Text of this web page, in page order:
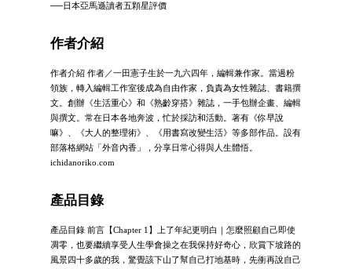
──日本亞馬遜讀者五顆星評價
作者介紹
作者介紹 作者／一田憲子生於一九六四年，編輯兼作家。當過粉
領族，轉入編輯工作室後成為自由作家，負責為女性雜誌、書籍撰
文。創辦《生活重心》和《熟齡穿搭》雜誌，一手包辦企畫、編輯
與撰文。常在日本各地奔波，忙於採訪和活動。著有《你早說
嘛》、《大人的整理術》、《用書寫改變生活》等多部作品。設有
部落格網站「外音內香」，分享日常心得與人生體悟。
ichidanoriko.com
產品目錄
產品目錄 前言【Chapter 1】上了年紀更明白｜怎麼照顧自己即使
凋零，也要繼續享受人生學會操之在我保持好奇心，欣賞下坡路的
風景四十多歲的我，驚覺該下山了幫自己打地基時，先衝再說自己